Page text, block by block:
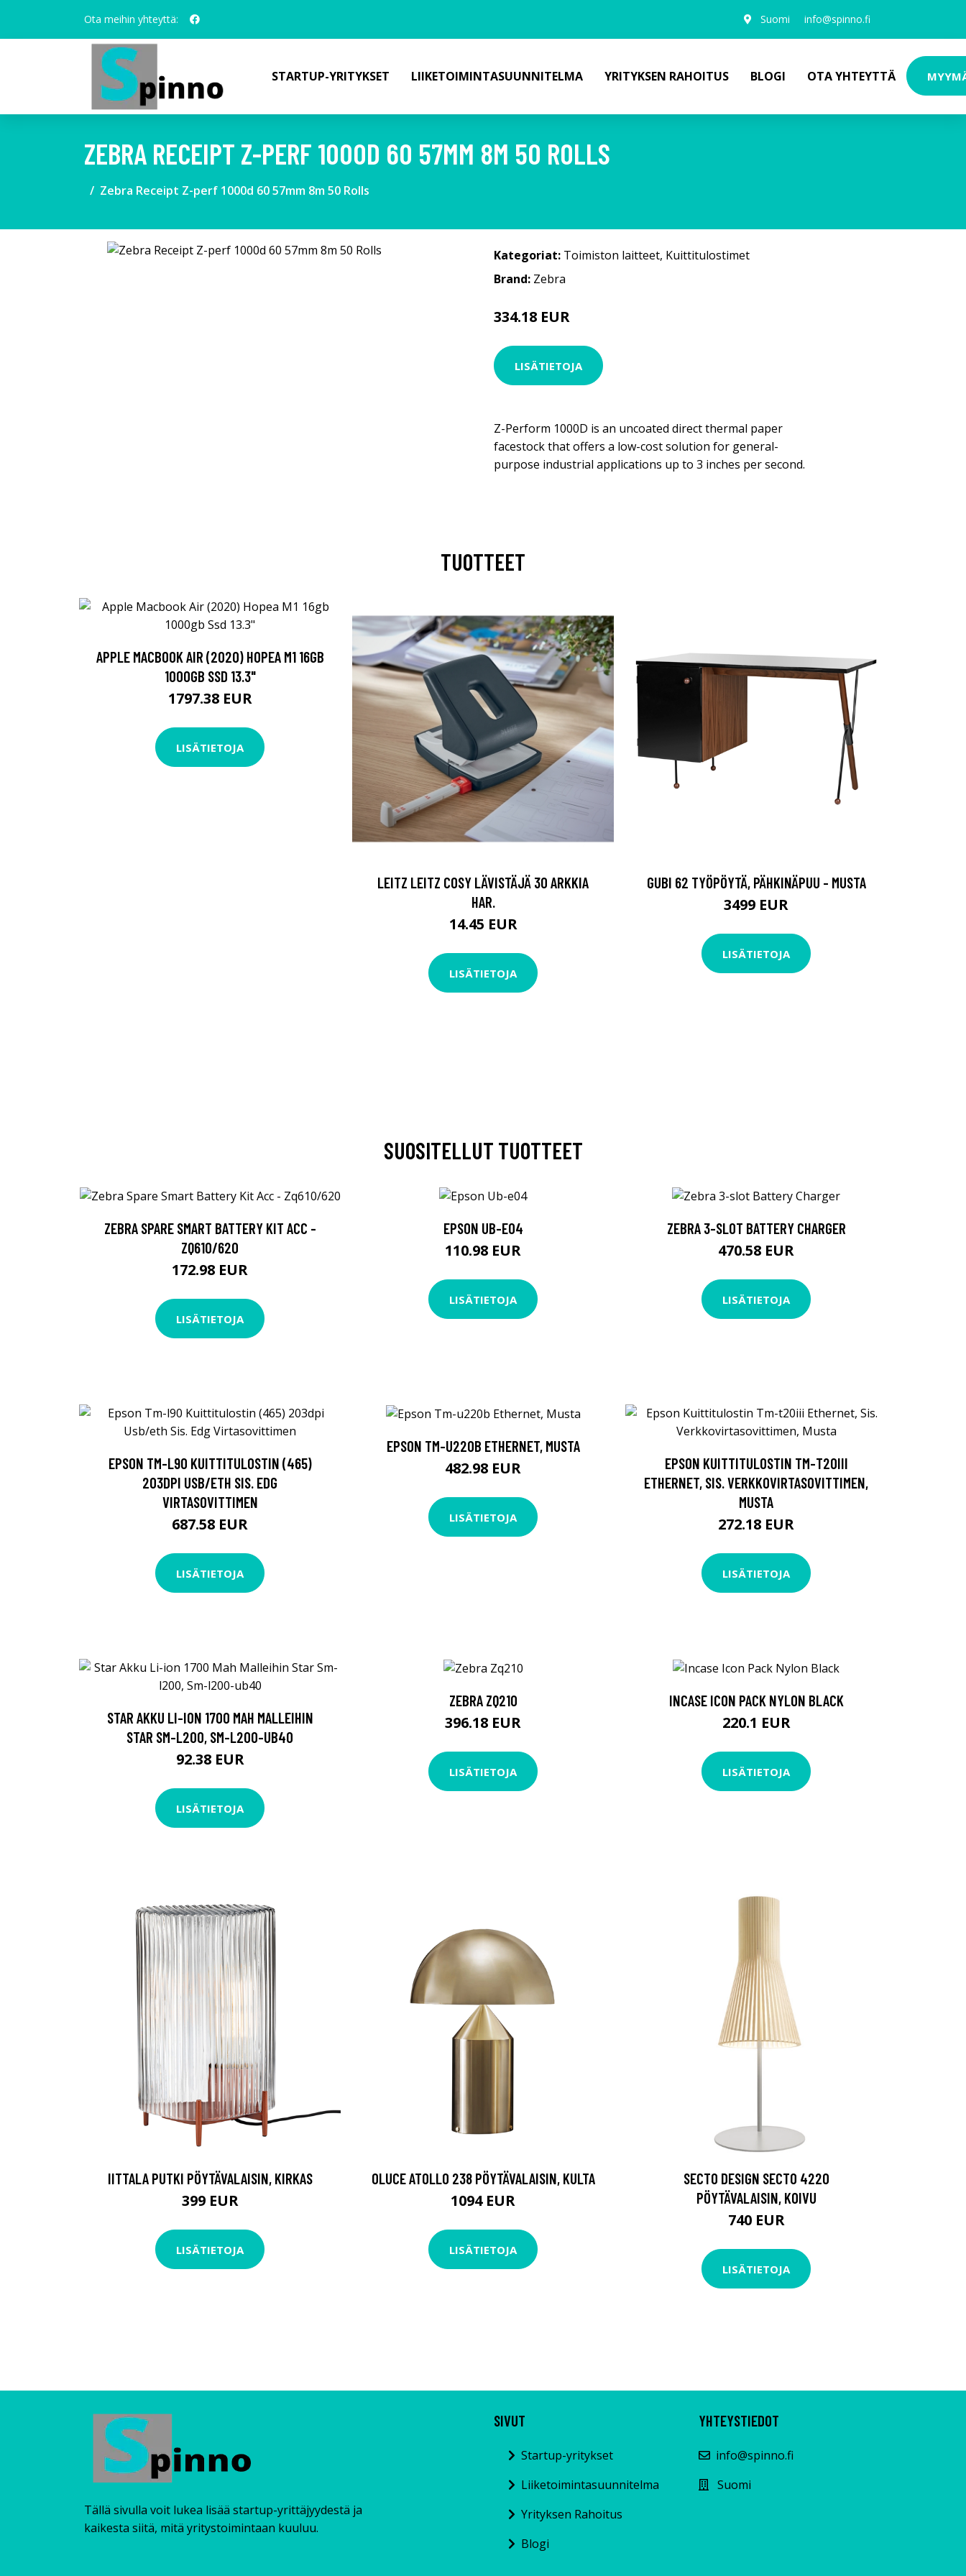
Ota meihin yhteyttä: Suomi info@spinno.fi
STARTUP-YRITYKSET LIIKETOIMINTASUUNNITELMA YRITYKSEN RAHOITUS BLOGI OTA YHTEYTTÄ
ZEBRA RECEIPT Z-PERF 1000D 60 57MM 8M 50 ROLLS
Zebra Receipt Z-perf 1000d 60 57mm 8m 50 Rolls
Kategoriat: Toimiston laitteet, Kuittitulostimet
Brand: Zebra
334.18 EUR
LISÄTIETOJA
Z-Perform 1000D is an uncoated direct thermal paper
facestock that offers a low-cost solution for general-
purpose industrial applications up to 3 inches per second.
TUOTTEET
APPLE MACBOOK AIR (2020) HOPEA M1 16GB
1000GB SSD 13.3"
1797.38 EUR
LISÄTIETOJA
LEITZ LEITZ COSY LÄVISTÄJÄ 30 ARKKIA
HAR.
14.45 EUR
LISÄTIETOJA
GUBI 62 TYÖPÖYTÄ, PÄHKINÄPUU - MUSTA
3499 EUR
LISÄTIETOJA
SUOSITELLUT TUOTTEET
ZEBRA SPARE SMART BATTERY KIT ACC -
ZQ610/620
172.98 EUR
LISÄTIETOJA
EPSON UB-E04
110.98 EUR
LISÄTIETOJA
ZEBRA 3-SLOT BATTERY CHARGER
470.58 EUR
LISÄTIETOJA
EPSON TM-L90 KUITTITULOSTIN (465)
203DPI USB/ETH SIS. EDG
VIRTASOVITTIMEN
687.58 EUR
LISÄTIETOJA
EPSON TM-U220B ETHERNET, MUSTA
482.98 EUR
LISÄTIETOJA
EPSON KUITTITULOSTIN TM-T20III
ETHERNET, SIS. VERKKOVIRTASOVITTIMEN,
MUSTA
272.18 EUR
LISÄTIETOJA
STAR AKKU LI-ION 1700 MAH MALLEIHIN
STAR SM-L200, SM-L200-UB40
92.38 EUR
LISÄTIETOJA
ZEBRA ZQ210
396.18 EUR
LISÄTIETOJA
INCASE ICON PACK NYLON BLACK
220.1 EUR
LISÄTIETOJA
IITTALA PUTKI PÖYTÄVALAISIN, KIRKAS
399 EUR
LISÄTIETOJA
OLUCE ATOLLO 238 PÖYTÄVALAISIN, KULTA
1094 EUR
LISÄTIETOJA
SECTO DESIGN SECTO 4220
PÖYTÄVALAISIN, KOIVU
740 EUR
LISÄTIETOJA
Tällä sivulla voit lukea lisää startup-yrittäjyydestä ja
kaikesta siitä, mitä yritystoimintaan kuuluu.
SIVUT
Startup-yritykset
Liiketoimintasuunnitelma
Yrityksen Rahoitus
Blogi
YHTEYSTIEDOT
info@spinno.fi
Suomi